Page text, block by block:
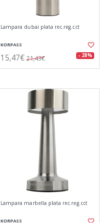
Lampara dubai plata rec.reg.cct
KORPASS
15,47€ 21,43€ - 28%
Lampara marbella plata rec.reg.cct
KORPASS